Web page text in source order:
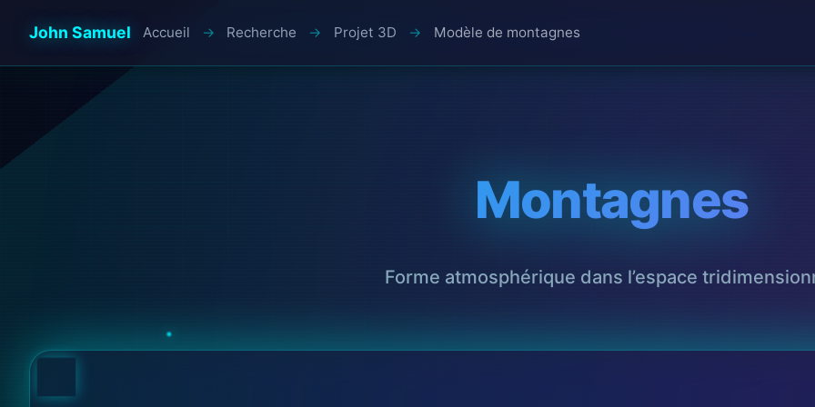
John Samuel Accueil Recherche Projet 3D Modèle de montagnes
Montagnes
Forme atmosphérique dans l’espace